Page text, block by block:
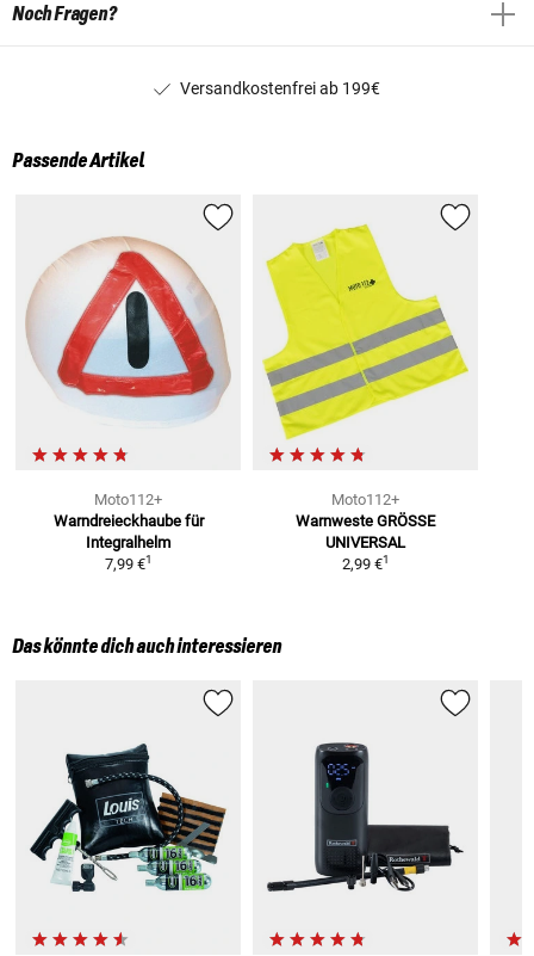
Noch Fragen?
Versandkostenfrei ab 199€
Passende Artikel
Moto112+
Warndreieckhaube für
Integralhelm
7,99 €1
Moto112+
Warnweste GRÖSSE
UNIVERSAL
2,99 €1
Das könnte dich auch interessieren